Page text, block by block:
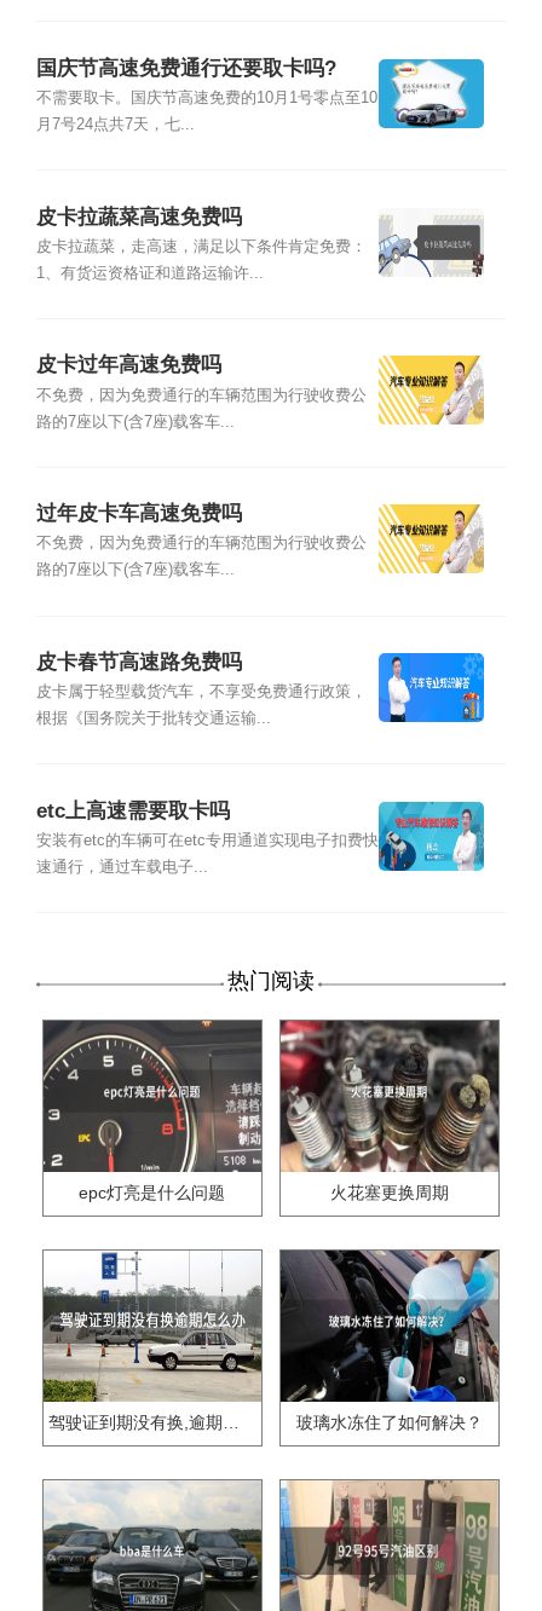
国庆节高速免费通行还要取卡吗?
不需要取卡。国庆节高速免费的10月1号零点至10
月7号24点共7天，七...
皮卡拉蔬菜高速免费吗
皮卡拉蔬菜，走高速，满足以下条件肯定免费：
1、有货运资格证和道路运输许...
皮卡过年高速免费吗
不免费，因为免费通行的车辆范围为行驶收费公
路的7座以下(含7座)载客车...
过年皮卡车高速免费吗
不免费，因为免费通行的车辆范围为行驶收费公
路的7座以下(含7座)载客车...
皮卡春节高速路免费吗
皮卡属于轻型载货汽车，不享受免费通行政策，
根据《国务院关于批转交通运输...
etc上高速需要取卡吗
安装有etc的车辆可在etc专用通道实现电子扣费快
速通行，通过车载电子...
热门阅读
epc灯亮是什么问题 火花塞更换周期
驾驶证到期没有换,逾期怎么办?? 玻璃水冻住了如何解决？